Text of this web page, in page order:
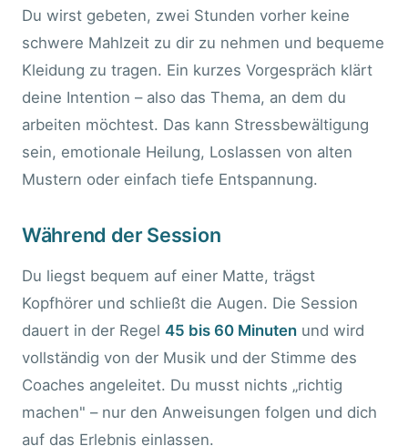
Du wirst gebeten, zwei Stunden vorher keine
schwere Mahlzeit zu dir zu nehmen und bequeme
Kleidung zu tragen. Ein kurzes Vorgespräch klärt
deine Intention – also das Thema, an dem du
arbeiten möchtest. Das kann Stressbewältigung
sein, emotionale Heilung, Loslassen von alten
Mustern oder einfach tiefe Entspannung.
Während der Session
Du liegst bequem auf einer Matte, trägst
Kopfhörer und schließt die Augen. Die Session
dauert in der Regel 45 bis 60 Minuten und wird
vollständig von der Musik und der Stimme des
Coaches angeleitet. Du musst nichts „richtig
machen" – nur den Anweisungen folgen und dich
auf das Erlebnis einlassen.